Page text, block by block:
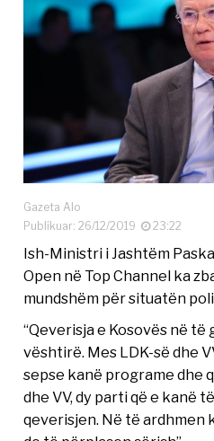
Gazeta Alo
Publikuar: 26/12/2019
23:22
Ish-Ministri i Jashtëm
Open në Top Channel ka
mundshëm për situatën
“Qeverisja e Kosovës në
vështirë. Mes LDK-së dhe
sepse kanë programe dhe
dhe VV, dy parti që e kanë
qeverisjen. Në të ardhmen